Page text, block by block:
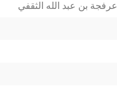
عرفجة بن عبد الله الثقفي